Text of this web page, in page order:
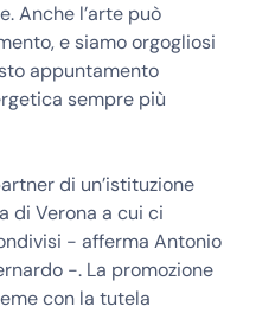
Anche l’arte può
e siamo orgogliosi
appuntamento
sempre più
di un’istituzione
di Verona a cui ci
- afferma Antonio
-. La promozione
con la tutela